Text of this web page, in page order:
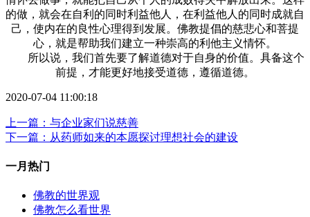
的做，就会在自利的同时利益他人，在利益他人的同时成就自
己，使内在的良性心理得到发展。佛教提倡的慈悲心和菩提
心，就是帮助我们建立一种崇高的利他主义情怀。
所以说，我们首先要了解道德对于自身的价值。具备这个
前提，才能更好地接受道德，遵循道德。
2020-07-04 11:00:18
上一篇：与企业家们说慈善
下一篇：从药师如来的本愿探讨理想社会的建设
一月热门
佛教的世界观
佛教怎么看世界